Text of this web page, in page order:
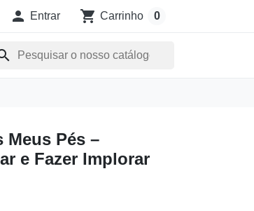
 Entrar shopping_cart Carrinho 0
Meus Pés –
e Fazer Implorar